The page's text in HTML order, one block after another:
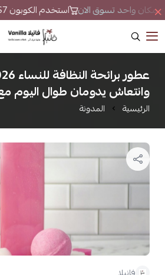
مكان واحد تسوق الان استخدم الكوبون VS7 لتحصل على خصم إضافي
فانيلا
وانتعاش يدومان طوال اليوم
الرئيسية المدونة